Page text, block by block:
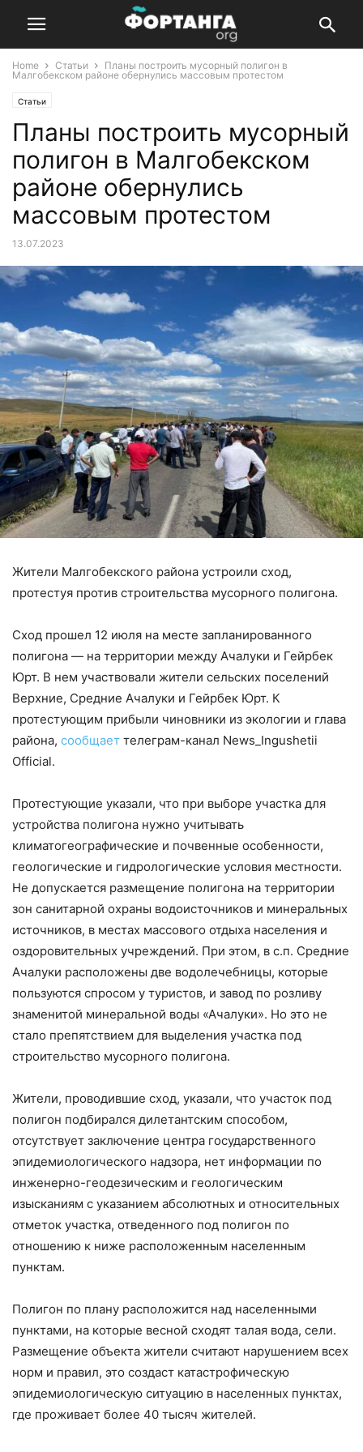
Home Статьи
Планы построить мусорный полигон в
Малгобекском районе обернулись массовым протестом
Статьи
Планы построить мусорный
полигон в Малгобекском
районе обернулись
массовым протестом
13.07.2023
Жители Малгобекского района устроили сход,
протестуя против строительства мусорного полигона.
Сход прошел 12 июля на месте запланированного
полигона — на территории между Ачалуки и Гейрбек
Юрт. В нем участвовали жители сельских поселений
Верхние, Средние Ачалуки и Гейрбек Юрт. К
протестующим прибыли чиновники из экологии и глава
района, сообщает телеграм-канал News_Ingushetii
Official.
Протестующие указали, что при выборе участка для
устройства полигона нужно учитывать
климатогеографические и почвенные особенности,
геологические и гидрологические условия местности.
Не допускается размещение полигона на территории
зон санитарной охраны водоисточников и минеральных
источников, в местах массового отдыха населения и
оздоровительных учреждений. При этом, в с.п. Средние
Ачалуки расположены две водолечебницы, которые
пользуются спросом у туристов, и завод по розливу
знаменитой минеральной воды «Ачалуки». Но это не
стало препятствием для выделения участка под
строительство мусорного полигона.
Жители, проводившие сход, указали, что участок под
полигон подбирался дилетантским способом,
отсутствует заключение центра государственного
эпидемиологического надзора, нет информации по
инженерно-геодезическим и геологическим
изысканиям с указанием абсолютных и относительных
отметок участка, отведенного под полигон по
отношению к ниже расположенным населенным
пунктам.
Полигон по плану расположится над населенными
пунктами, на которые весной сходят талая вода, сели.
Размещение объекта жители считают нарушением всех
норм и правил, это создаст катастрофическую
эпидемиологическую ситуацию в населенных пунктах,
где проживает более 40 тысяч жителей.